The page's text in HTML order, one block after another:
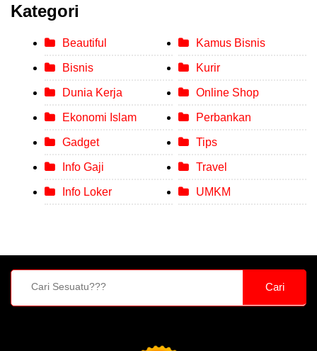
Kategori
Beautiful
Bisnis
Dunia Kerja
Ekonomi Islam
Gadget
Info Gaji
Info Loker
Kamus Bisnis
Kurir
Online Shop
Perbankan
Tips
Travel
UMKM
Cari